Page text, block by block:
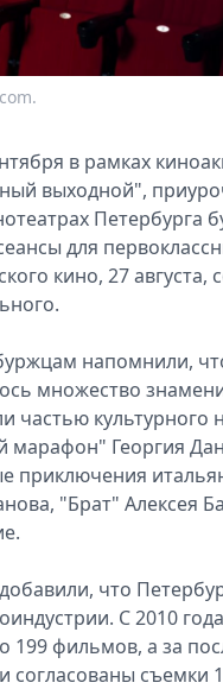
в рамках
выходной",
Петербурга
для
кино, 27 августа,
напомнили,
множество
частью культурного
марафон" Георгия
приключения
"Брат" Алексея
что
С 2010
199 фильмов, а за
согласованы съемки